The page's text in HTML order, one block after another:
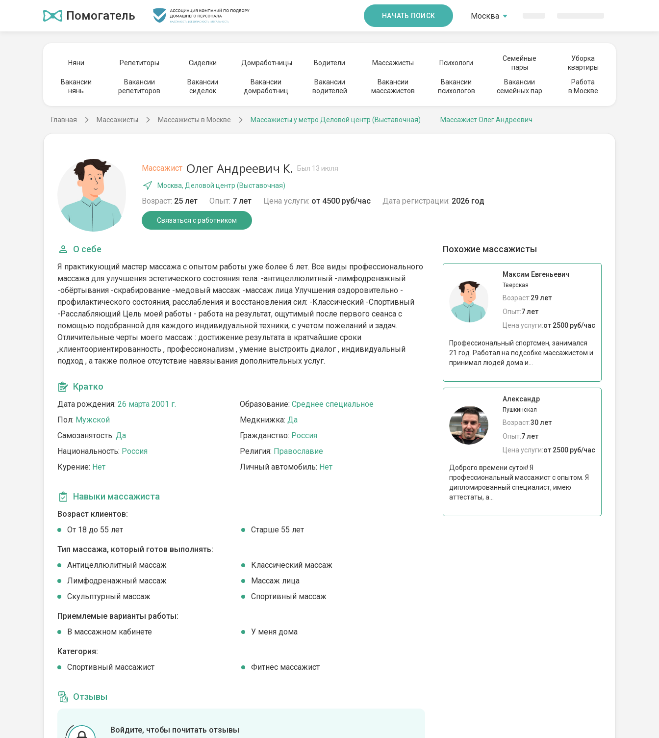
Помогатель НАЧАТЬ ПОИСК Москва
Няни Репетиторы Сиделки Домработницы Водители Массажисты Психологи
Семейные
пары
Уборка
квартиры
Вакансии
нянь
Вакансии
репетиторов
Вакансии
сиделок
Вакансии
домработниц
Вакансии
водителей
Вакансии
массажистов
Вакансии
психологов
Вакансии
семейных пар
Работа
в Москве
Главная Массажисты Массажисты в Москве Массажисты у метро Деловой центр (Выставочная) Массажист Олег Андреевич
Массажист Олег Андреевич К. Был 13 июля
Москва, Деловой центр (Выставочная)
Возраст: 25 лет Опыт: 7 лет Цена услуги: от 4500 руб/час Дата регистрации: 2026 год
Связаться с работником
О себе
Я практикующий мастер массажа с опытом работы уже более 6 лет. Все виды профессионального
массажа для улучшения эстетического состояния тела: -антицеллюлитный -лимфодренажный
-обёртывания -скрабирование -медовый массаж -массаж лица Улучшения оздоровительно -
профилактического состояния, расслабления и восстановления сил: -Классический -Спортивный
-Расслабляющий Цель моей работы - работа на результат, ощутимый после первого сеанса с
помощью подобранной для каждого индивидуальной техники, с учетом пожеланий и задач.
Отличительные черты моего массаж : достижение результата в кратчайшие сроки
,клиентоориентированность , профессионализм , умение выстроить диалог , индивидуальный
подход , а также полное отсутствие навязывания дополнительных услуг.
Кратко
Дата рождения: 26 марта 2001 г. Образование: Среднее специальное
Пол: Мужской Медкнижка: Да
Самозанятость: Да Гражданство: Россия
Национальность: Россия Религия: Православие
Курение: Нет Личный автомобиль: Нет
Навыки массажиста
Возраст клиентов:
От 18 до 55 лет
Старше 55 лет
Тип массажа, который готов выполнять:
Антицеллюлитный массаж
Классический массаж
Лимфодренажный массаж
Массаж лица
Скульптурный массаж
Спортивный массаж
Приемлемые варианты работы:
В массажном кабинете
У меня дома
Категория:
Спортивный массажист
Фитнес массажист
Отзывы
Войдите, чтобы почитать отзывы
Похожие массажисты
Максим Евгеньевич
Тверская
Возраст:29 лет
Опыт:7 лет
Цена услуги:от 2500 руб/час
Профессиональный спортсмен, занимался
21 год. Работал на подсобке массажистом и
принимал людей дома и...
Александр
Пушкинская
Возраст:30 лет
Опыт:7 лет
Цена услуги:от 2500 руб/час
Доброго времени суток! Я
профессиональный массажист с опытом. Я
дипломированный специалист, имею
аттестаты, а...